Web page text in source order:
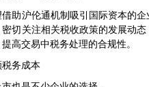
沪伦通机制吸引国际资本的企
切关注相关税收政策的发展动
高交易中税务处理的合规性。
务成本